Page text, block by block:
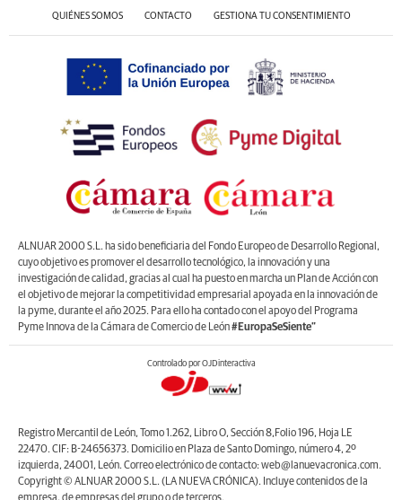
QUIÉNES SOMOS CONTACTO GESTIONA TU CONSENTIMIENTO
ALNUAR 2000 S.L. ha sido beneficiaria del Fondo Europeo de Desarrollo Regional,
cuyo objetivo es promover el desarrollo tecnológico, la innovación y una
investigación de calidad, gracias al cual ha puesto en marcha un Plan de Acción con
el objetivo de mejorar la competitividad empresarial apoyada en la innovación de
la pyme, durante el año 2025. Para ello ha contado con el apoyo del Programa
Pyme Innova de la Cámara de Comercio de León#EuropaSeSiente”
Controlado por OJDinteractiva
Registro Mercantil de León, Tomo 1.262, Libro O, Sección 8,Folio 196, Hoja LE
22470. CIF: B-24656373. Domicilio en Plaza de Santo Domingo, número 4, 2º
izquierda, 24001, León. Correo electrónico de contacto: web@lanuevacronica.com.
Copyright © ALNUAR 2000 S.L. (LA NUEVA CRÓNICA). Incluye contenidos de la